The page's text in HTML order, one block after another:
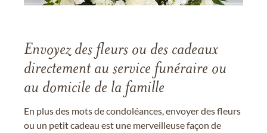
Envoyez des fleurs ou des cadeaux
directement au service funéraire ou
au domicile de la famille
En plus des mots de condoléances, envoyer des fleurs
ou un petit cadeau est une merveilleuse façon de